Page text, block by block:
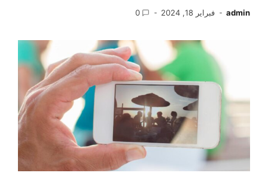
admin فبراير 18, 2024 0